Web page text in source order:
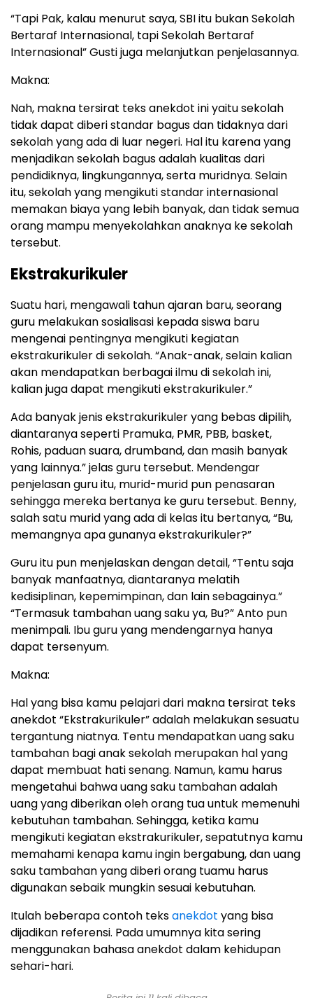
“Tapi Pak, kalau menurut saya, SBI itu bukan Sekolah
Bertaraf Internasional, tapi Sekolah Bertaraf
Internasional” Gusti juga melanjutkan penjelasannya.
Makna:
Nah, makna tersirat teks anekdot ini yaitu sekolah
tidak dapat diberi standar bagus dan tidaknya dari
sekolah yang ada di luar negeri. Hal itu karena yang
menjadikan sekolah bagus adalah kualitas dari
pendidiknya, lingkungannya, serta muridnya. Selain
itu, sekolah yang mengikuti standar internasional
memakan biaya yang lebih banyak, dan tidak semua
orang mampu menyekolahkan anaknya ke sekolah
tersebut.
Ekstrakurikuler
Suatu hari, mengawali tahun ajaran baru, seorang
guru melakukan sosialisasi kepada siswa baru
mengenai pentingnya mengikuti kegiatan
ekstrakurikuler di sekolah. “Anak-anak, selain kalian
akan mendapatkan berbagai ilmu di sekolah ini,
kalian juga dapat mengikuti ekstrakurikuler.”
Ada banyak jenis ekstrakurikuler yang bebas dipilih,
diantaranya seperti Pramuka, PMR, PBB, basket,
Rohis, paduan suara, drumband, dan masih banyak
yang lainnya.” jelas guru tersebut. Mendengar
penjelasan guru itu, murid-murid pun penasaran
sehingga mereka bertanya ke guru tersebut. Benny,
salah satu murid yang ada di kelas itu bertanya, “Bu,
memangnya apa gunanya ekstrakurikuler?”
Guru itu pun menjelaskan dengan detail, “Tentu saja
banyak manfaatnya, diantaranya melatih
kedisiplinan, kepemimpinan, dan lain sebagainya.”
“Termasuk tambahan uang saku ya, Bu?” Anto pun
menimpali. Ibu guru yang mendengarnya hanya
dapat tersenyum.
Makna:
Hal yang bisa kamu pelajari dari makna tersirat teks
anekdot “Ekstrakurikuler” adalah melakukan sesuatu
tergantung niatnya. Tentu mendapatkan uang saku
tambahan bagi anak sekolah merupakan hal yang
dapat membuat hati senang. Namun, kamu harus
mengetahui bahwa uang saku tambahan adalah
uang yang diberikan oleh orang tua untuk memenuhi
kebutuhan tambahan. Sehingga, ketika kamu
mengikuti kegiatan ekstrakurikuler, sepatutnya kamu
memahami kenapa kamu ingin bergabung, dan uang
saku tambahan yang diberi orang tuamu harus
digunakan sebaik mungkin sesuai kebutuhan.
Itulah beberapa contoh teksanekdot yang bisa
dijadikan referensi. Pada umumnya kita sering
menggunakan bahasa anekdot dalam kehidupan
sehari-hari.